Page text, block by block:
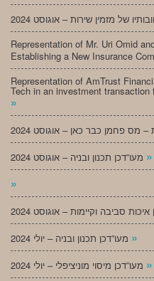
Representation of Mr. Uri Omid
Establishing a New Insurance
Representation of AmTrust
Tech in an investment
»
»
»
»
»